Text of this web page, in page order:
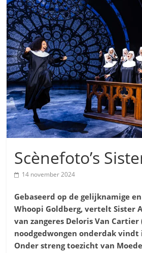
Scènefoto’s
14 november 2024
Gebaseerd op de gelijknamige
Whoopi Goldberg, vertelt Sister
van zangeres Deloris Van
noodgedwongen onderdak vindt
Onder streng toezicht van